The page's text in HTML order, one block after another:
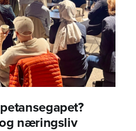
næringsliv